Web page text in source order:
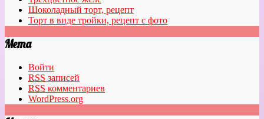
Шоколадный торт, рецепт
Торт в виде тройки, рецепт с фото
Мета
Войти
RSS записей
RSS комментариев
WordPress.org